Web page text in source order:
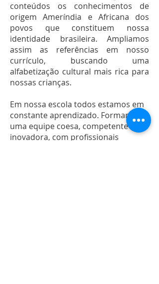
conteúdos os conhecimentos de
origem Ameríndia e Africana dos
povos que constituem nossa
identidade brasileira. Ampliamos
assim as referências em nosso
currículo, buscando uma
alfabetização cultural mais rica para
nossas crianças.
Em nossa escola todos estamos em
constante aprendizado. Formamos
uma equipe coesa, competente e
inovadora, com profissionais